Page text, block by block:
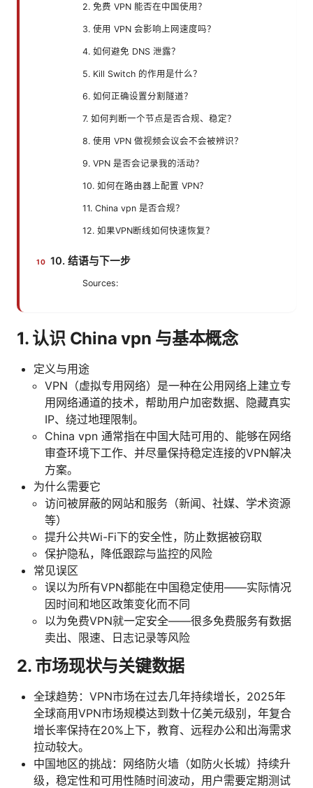
2. 免费 VPN 能否在中国使用？
3. 使用 VPN 会影响上网速度吗？
4. 如何避免 DNS 泄露？
5. Kill Switch 的作用是什么？
6. 如何正确设置分割隧道？
7. 如何判断一个节点是否合规、稳定？
8. 使用 VPN 做视频会议会不会被辨识？
9. VPN 是否会记录我的活动？
10. 如何在路由器上配置 VPN？
11. China vpn 是否合规？
12. 如果VPN断线如何快速恢复？
10. 结语与下一步
Sources:
1. 认识 China vpn 与基本概念
定义与用途
VPN（虚拟专用网络）是一种在公用网络上建立专
用网络通道的技术，帮助用户加密数据、隐藏真实
IP、绕过地理限制。
China vpn 通常指在中国大陆可用的、能够在网络
审查环境下工作、并尽量保持稳定连接的VPN解决
方案。
为什么需要它
访问被屏蔽的网站和服务（新闻、社媒、学术资源
等）
提升公共Wi-Fi下的安全性，防止数据被窃取
保护隐私，降低跟踪与监控的风险
常见误区
误以为所有VPN都能在中国稳定使用——实际情况
因时间和地区政策变化而不同
以为免费VPN就一定安全——很多免费服务有数据
卖出、限速、日志记录等风险
2. 市场现状与关键数据
全球趋势：VPN市场在过去几年持续增长，2025年
全球商用VPN市场规模达到数十亿美元级别，年复合
增长率保持在20%上下，教育、远程办公和出海需求
拉动较大。
中国地区的挑战：网络防火墙（如防火长城）持续升
级，稳定性和可用性随时间波动，用户需要定期测试